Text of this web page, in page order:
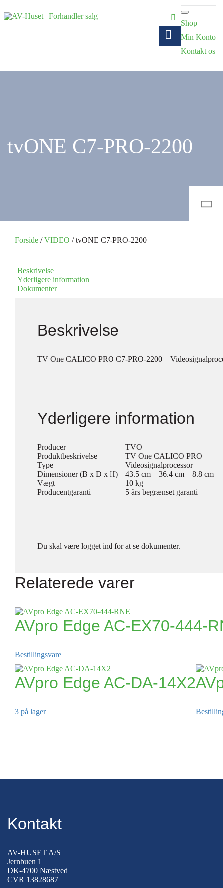
Shop
Min Konto
Kontakt os
tvONE C7-PRO-2200
Forside /VIDEO / tvONE C7-PRO-2200
Beskrivelse
Yderligere information
Dokumenter
Beskrivelse
TV One CALICO PRO C7-PRO-2200 –
Yderligere information
Producer
TVO
Produktbeskrivelse
TV One CALICO PRO
Type
Videosignalprocessor
Dimensioner (B x D x H)
43.5 cm – 36.4 cm – 8.8 cm
Vægt
10 kg
Producentgaranti
5 års begrænset garanti
Du skal være logget ind for at se dokumenter.
Relaterede varer
AVpro Edge AC-EX70-444-
Bestillingsvare
AVpro Edge AC-DA-14X2
3 på lager
Kontakt
AV-HUSET A/S
Jernbuen 1
DK-4700 Næstved
CVR 13828687